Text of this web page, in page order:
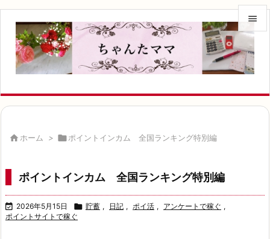


メニュ


 ホーム > ポイントインカム 全国ランキング特別編
ポイントインカム 全国ランキング特別編
 2026年5月15日  貯蓄 , 日記 , ポイ活 , アンケートで稼ぐ ,
ポイントサイトで稼ぐ